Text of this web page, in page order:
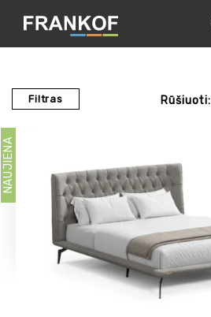
minkšti baldai
Filtras Rūšiuoti:
NAUJIENA